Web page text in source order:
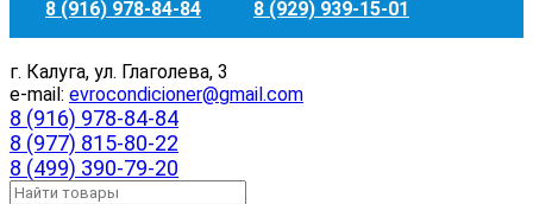
8 (916) 978-84-84 8 (929) 939-15-01
г. Калуга, ул. Глаголева, 3
e-mail: evrocondicioner@gmail.com
8 (916) 978-84-84
8 (977) 815-80-22
8 (499) 390-79-20